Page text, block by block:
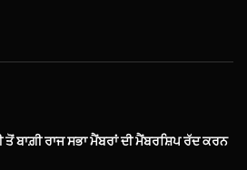
ਬਾਗ਼ੀ ਰਾਜ ਸਭਾ ਮੈਂਬਰਾਂ ਦੀ ਮੈਂਬਰਸ਼ਿਪ ਰੱਦ ਕਰਨ